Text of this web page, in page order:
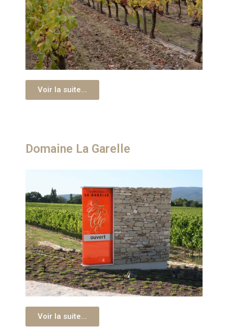
Voir la suite...
Domaine La Garelle
Voir la suite...